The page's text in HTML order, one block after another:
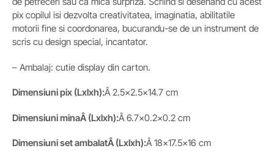
pix copilul isi dezvolta creativitatea, imaginatia, abilitatile
motorii fine si coordonarea, bucurandu-se de un instrument de
scris cu design special, incantator.
– Ambalaj: cutie display din carton.
Dimensiuni pix (Lxlxh):Â 2.5×2.5×14.7 cm
Dimensiuni minaÂ (Lxlxh):Â 6.7×0.2×0.2 cm
Dimensiuni set ambalatÂ (Lxlxh):Â 18×17.5×16 cm